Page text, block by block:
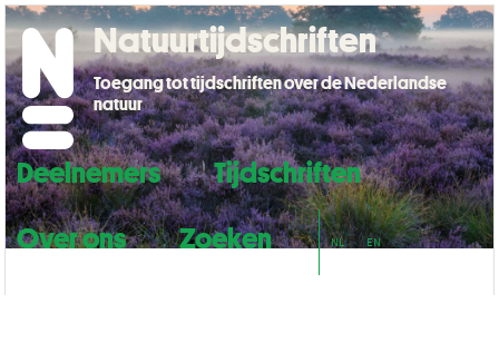
Deelnemers
Tijdschriften
Over ons
Zoeken NL EN
Natuurtijdschriften
Toegang tot tijdschriften over de Nederlandse
natuur